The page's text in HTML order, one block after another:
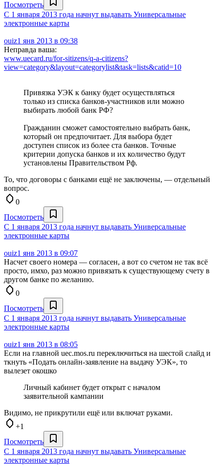
Посмотреть
С 1 января 2013 года начнут выдавать Универсальные
электронные карты
ouiz1 янв 2013 в 09:38
Неправда ваша:
www.uecard.ru/for-sitizens/q-a-citizens?
view=category&layout=categorylist&task=lists&catid=10
Привязка УЭК к банку будет осуществляться
только из списка банков-участников или можно
выбирать любой банк РФ?
Гражданин сможет самостоятельно выбрать банк,
который он предпочитает. Для выбора будет
доступен список из более ста банков. Точные
критерии допуска банков и их количество будут
установлены Правительством Рф.
То, что договоры с банками ещё не заключены, — отдельный
вопрос.
0
Посмотреть
С 1 января 2013 года начнут выдавать Универсальные
электронные карты
ouiz1 янв 2013 в 09:07
Насчет своего номера — согласен, а вот со счетом не так всё
просто, имхо, раз можно привязать к существующему счету в
другом банке по желанию.
0
Посмотреть
С 1 января 2013 года начнут выдавать Универсальные
электронные карты
ouiz1 янв 2013 в 08:05
Если на главной uec.mos.ru переключиться на шестой слайд и
ткнуть «Подать онлайн-заявление на выдачу УЭК», то
вылезет окошко
Личный кабинет будет открыт с началом
заявительной кампании
Видимо, не прикрутили ещё или включат руками.
+1
Посмотреть
С 1 января 2013 года начнут выдавать Универсальные
электронные карты